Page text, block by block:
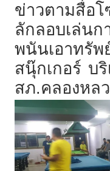
ข่าวตามสื่อโ
ลักลอบเล่น
พนันเอาทรัพ
สนุ๊กเกอร์ บ
สภ.คลองหล